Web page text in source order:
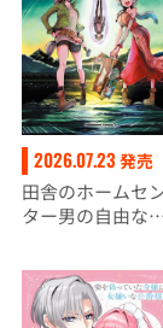
2026.07.23 発売
田舎のホームセ
ター男の自由な
６）